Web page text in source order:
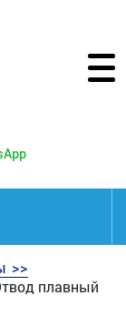
>>
плавный